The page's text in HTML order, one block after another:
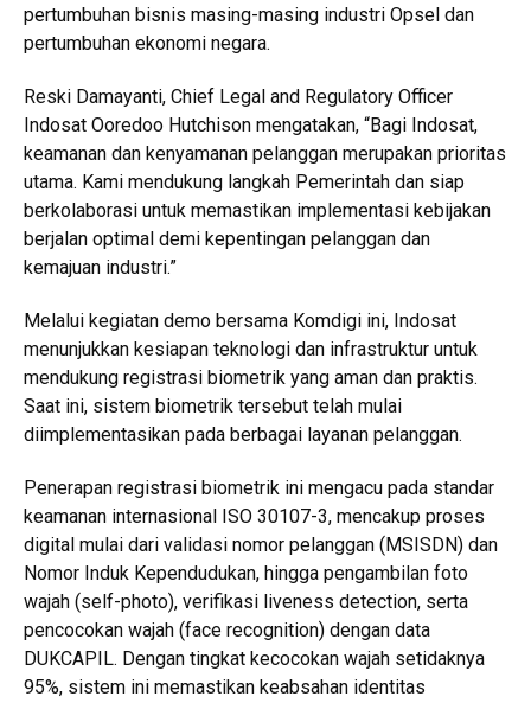
pertumbuhan bisnis masing-masing industri Opsel dan
pertumbuhan ekonomi negara.
Reski Damayanti, Chief Legal and Regulatory Officer
Indosat Ooredoo Hutchison mengatakan, “Bagi Indosat,
keamanan dan kenyamanan pelanggan merupakan prioritas
utama. Kami mendukung langkah Pemerintah dan siap
berkolaborasi untuk memastikan implementasi kebijakan
berjalan optimal demi kepentingan pelanggan dan
kemajuan industri.”
Melalui kegiatan demo bersama Komdigi ini, Indosat
menunjukkan kesiapan teknologi dan infrastruktur untuk
mendukung registrasi biometrik yang aman dan praktis.
Saat ini, sistem biometrik tersebut telah mulai
diimplementasikan pada berbagai layanan pelanggan.
Penerapan registrasi biometrik ini mengacu pada standar
keamanan internasional ISO 30107-3, mencakup proses
digital mulai dari validasi nomor pelanggan (MSISDN) dan
Nomor Induk Kependudukan, hingga pengambilan foto
wajah (self-photo), verifikasi liveness detection, serta
pencocokan wajah (face recognition) dengan data
DUKCAPIL. Dengan tingkat kecocokan wajah setidaknya
95%, sistem ini memastikan keabsahan identitas